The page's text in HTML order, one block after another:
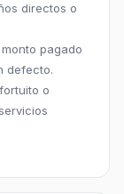
directos o
pagado
defecto.
o